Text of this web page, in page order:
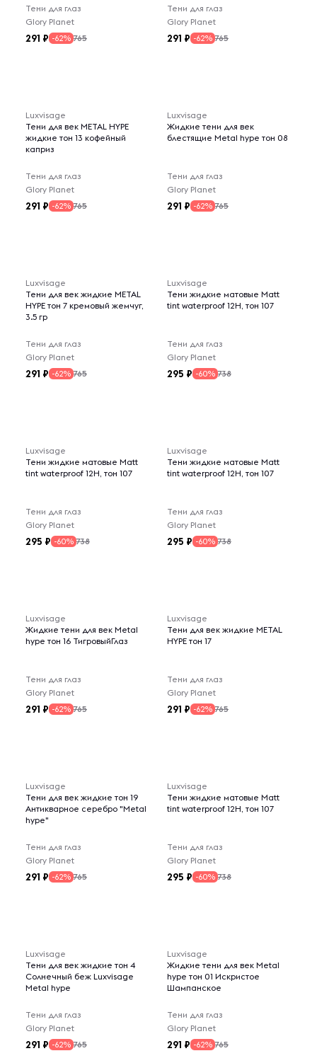
Тени для глаз
Glory Planet
291 -62% 765
Тени для глаз
Glory Planet
291 -62% 765
Luxvisage
Тени для век METAL HYPE
жидкие тон 13 кофейный
каприз
Тени для глаз
Glory Planet
291 -62% 765
Luxvisage
Жидкие тени для век
блестящие Metal hype тон 08
Тени для глаз
Glory Planet
291 -62% 765
Luxvisage
Тени для век жидкие METAL
HYPE тон 7 кремовый жемчуг,
3.5 гр
Тени для глаз
Glory Planet
291 -62% 765
Luxvisage
Тени жидкие матовые Matt
tint waterproof 12H, тон 107
Тени для глаз
Glory Planet
295 -60% 738
Luxvisage
Тени жидкие матовые Matt
tint waterproof 12H, тон 107
Тени для глаз
Glory Planet
295 -60% 738
Luxvisage
Тени жидкие матовые Matt
tint waterproof 12H, тон 107
Тени для глаз
Glory Planet
295 -60% 738
Luxvisage
Жидкие тени для век Metal
hype тон 16 ТигровыйГлаз
Тени для глаз
Glory Planet
291 -62% 765
Luxvisage
Тени для век жидкие METAL
HYPE тон 17
Тени для глаз
Glory Planet
291 -62% 765
Luxvisage
Тени для век жидкие тон 19
Антикварное серебро "Metal
hype"
Тени для глаз
Glory Planet
291 -62% 765
Luxvisage
Тени жидкие матовые Matt
tint waterproof 12H, тон 107
Тени для глаз
Glory Planet
295 -60% 738
Luxvisage
Тени для век жидкие тон 4
Солнечный беж Luxvisage
Metal hype
Тени для глаз
Glory Planet
291 -62% 765
Luxvisage
Жидкие тени для век Metal
hype тон 01 Искристое
Шампанское
Тени для глаз
Glory Planet
291 -62% 765